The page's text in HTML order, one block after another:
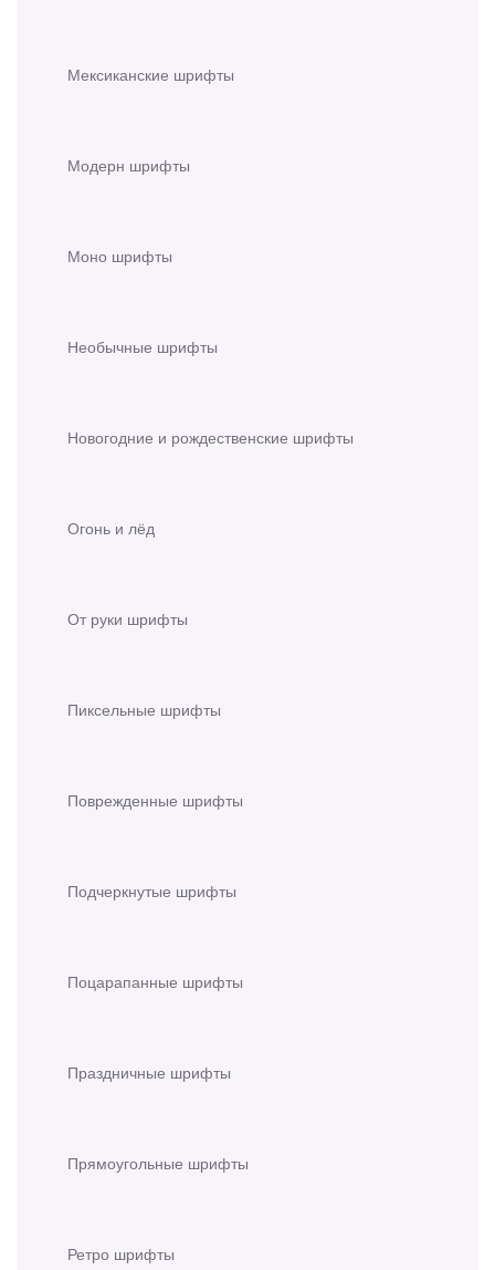
Мексиканские шрифты
Модерн шрифты
Моно шрифты
Необычные шрифты
Новогодние и рождественские шрифты
Огонь и лёд
От руки шрифты
Пиксельные шрифты
Поврежденные шрифты
Подчеркнутые шрифты
Поцарапанные шрифты
Праздничные шрифты
Прямоугольные шрифты
Ретро шрифты